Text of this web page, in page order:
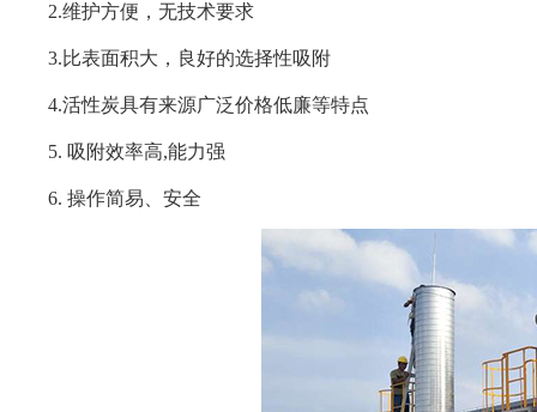
2.维护方便，无技术要求
3.比表面积大，良好的选择性吸附
4.活性炭具有来源广泛价格低廉等特点
5. 吸附效率高,能力强
6. 操作简易、安全